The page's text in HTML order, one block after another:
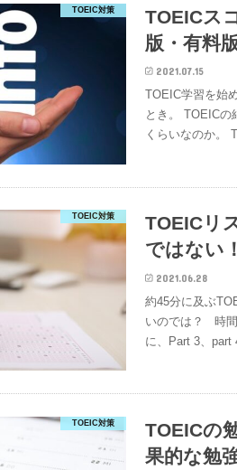
TOEIC対策
TOEICス
版・有料版
2021.07.15
TOEIC学習を始
とき。 TOEIC
くらいなのか。
TOEIC対策
TOEICリ
ではない
2021.06.28
約45分に及ぶ
いのでは？ 時
に、Part 3、
TOEIC対策
TOEICの
果的な勉